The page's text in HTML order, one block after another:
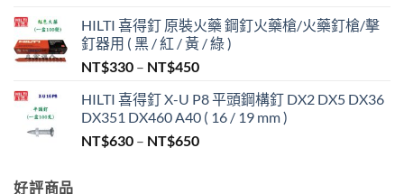
HILTI 喜得釘 原裝火藥 鋼釘火藥槍/火藥釘槍/擊
釘器用 ( 黑 / 紅 / 黃 / 綠 )
NT$330 – NT$450價
範
圍：
NT$330
HILTI 喜得釘 X-U P8 平頭鋼構釘 DX2 DX5 DX36
DX351 DX460 A40 ( 16 / 19 mm )
NT$630 – NT$650價
好評商品